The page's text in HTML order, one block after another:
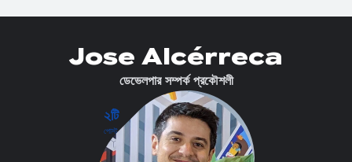
২টি
পোস্ট
Jose Alcérreca
ডেভেলপার সম্পর্ক প্রকৌশলী